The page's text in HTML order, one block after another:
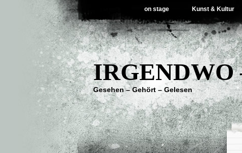
on stage Kunst & Kultur
IRGENDWO
Gesehen – Gehört – Gelesen